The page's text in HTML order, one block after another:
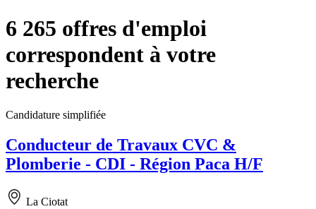
6 265 offres d'emploi
correspondent à votre
recherche
Candidature simplifiée
Conducteur de Travaux CVC &
Plomberie - CDI - Région Paca H/F
La Ciotat